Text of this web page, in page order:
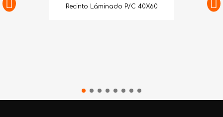
Recinto Láminado P/C 40X60